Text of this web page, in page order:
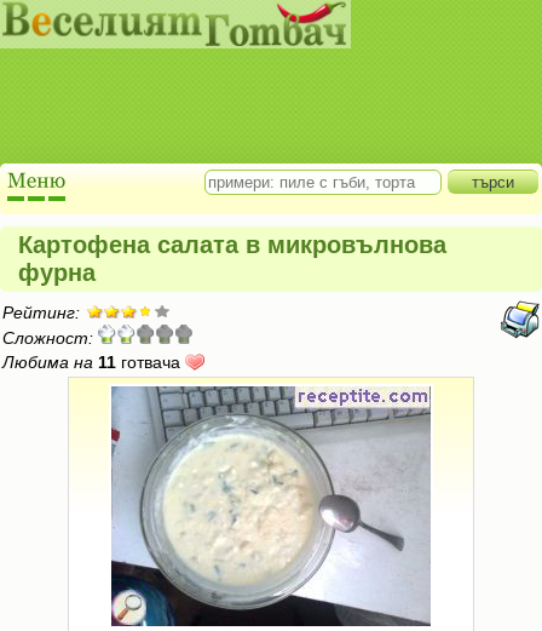
Картофена салата в микровълнова
фурна
Рейтинг:
Сложност:
Любима на 11 готвача